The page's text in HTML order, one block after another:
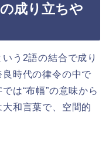
成り立ちや
う2語の結合で成り
時代の律令の中で
は“布幅”の意味から
和言葉で、空間的